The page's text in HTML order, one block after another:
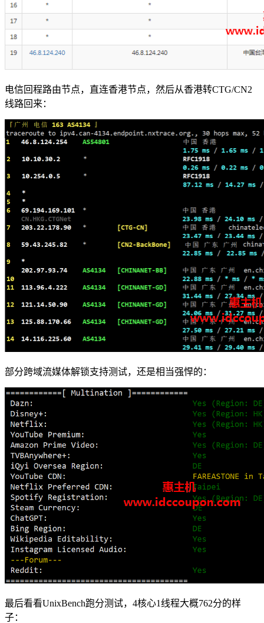
电信回程路由节点，直连香港节点，然后从香港转CTG/CN2
线路回来：
部分跨域流媒体解锁支持测试，还是相当强悍的：
最后看看UnixBench跑分测试，4核心1线程大概762分的样
子：